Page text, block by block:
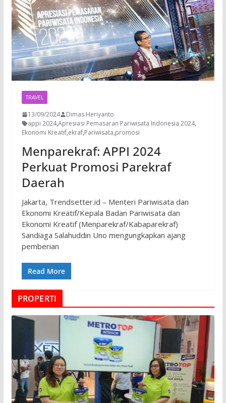
TRAVEL
13/09/2024
Dimas Heriyanto
appi 2024,Apresiasi Pemasaran Pariwisata Indonesia 2024,
Ekonomi Kreatif,ekraf,Pariwisata,promosi
Menparekraf: APPI 2024
Perkuat Promosi Parekraf
Daerah
Jakarta, Trendsetter.id – Menteri Pariwisata dan
Ekonomi Kreatif/Kepala Badan Pariwisata dan
Ekonomi Kreatif (Menparekraf/Kabaparekraf)
Sandiaga Salahuddin Uno mengungkapkan ajang
pemberian
Read More
PROPERTI